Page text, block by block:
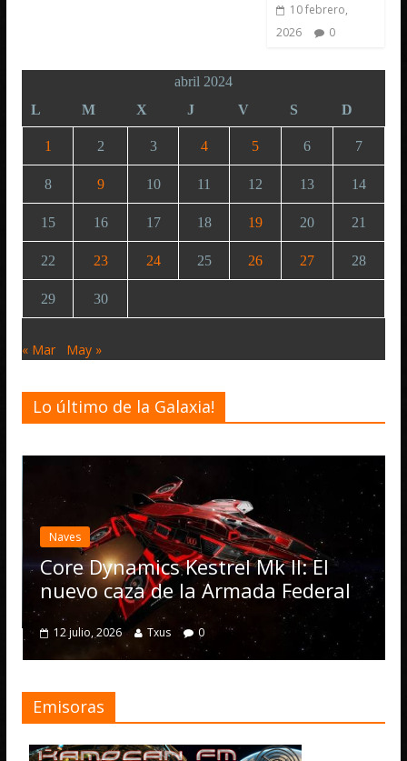
10 febrero,
2026
0
abril 2024
L
M X J V S D
1 2 3 4 5 6 7
8 9 10 11 12 13 14
15 16 17 18 19 20 21
22 23 24 25 26 27 28
29 30
« Mar May »
Lo último de la Galaxia!
Naves
Core Dynamics Kestrel Mk II: El
nuevo caza de la Armada Federal
12 julio, 2026 Txus 0
Emisoras